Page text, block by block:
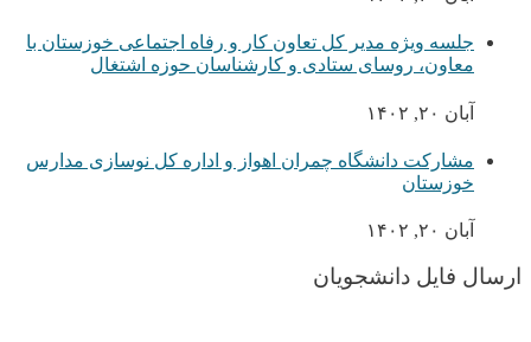
جلسه ویژه مدیر کل تعاون کار و رفاه اجتماعی خوزستان با
معاون، روسای ستادی و کارشناسان حوزه اشتغال
آبان ۲۰, ۱۴۰۲
مشارکت دانشگاه چمران اهواز و اداره کل نوسازی مدارس
خوزستان
آبان ۲۰, ۱۴۰۲
ارسال فایل دانشجویان